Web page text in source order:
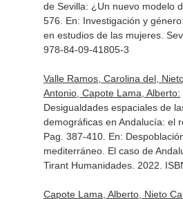
de Sevilla: ¿Un nuevo modelo
576. En: Investigación y
en estudios de las mujeres.
978-84-09-41805-3
Valle Ramos, Carolina del,
Antonio, Capote Lama, Alberto:
Desigualdades espaciales de
demográficas en Andalucía: el
Pag. 387-410. En:
mediterráneo. El caso de
Tirant Humanidades. 2022.
Capote Lama, Alberto, Nieto